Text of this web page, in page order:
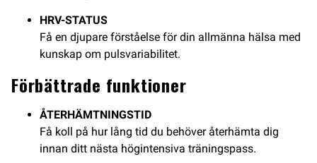
HRV-STATUS
Få en djupare förståelse för din allmänna hälsa med
kunskap om pulsvariabilitet.
Förbättrade funktioner
ÅTERHÄMTNINGSTID
Få koll på hur lång tid du behöver återhämta dig
innan ditt nästa högintensiva träningspass.